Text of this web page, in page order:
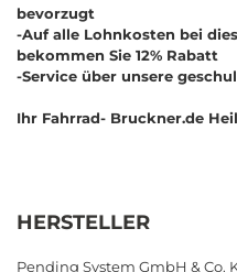
bevorzugt
-Auf alle Lohnkosten bei
bekommen Sie 12% Rabatt
-Service über unsere
Ihr Fahrrad- Bruckner.de
HERSTELLER
Pending System GmbH & Co.